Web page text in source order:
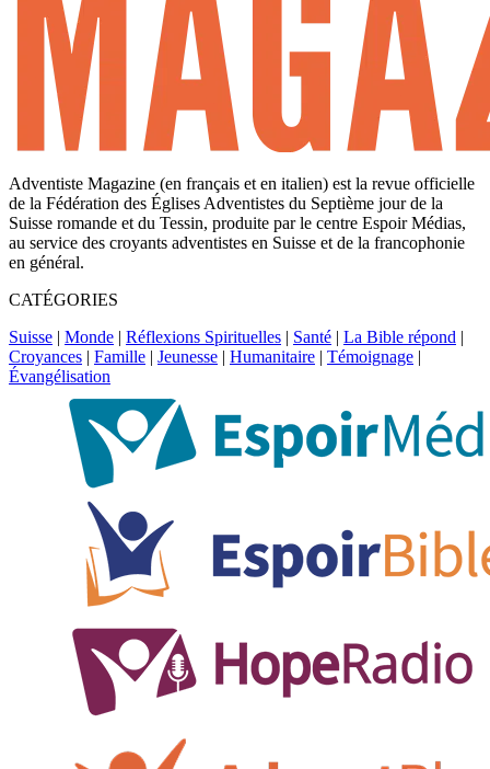
Adventiste Magazine (en français et en italien) est la revue officielle
de la Fédération des Églises Adventistes du Septième jour de la
Suisse romande et du Tessin, produite par le centre Espoir Médias,
au service des croyants adventistes en Suisse et de la francophonie
en général.
CATÉGORIES
Suisse | Monde | Réflexions Spirituelles | Santé | La Bible répond |
Croyances | Famille | Jeunesse | Humanitaire | Témoignage |
Évangélisation